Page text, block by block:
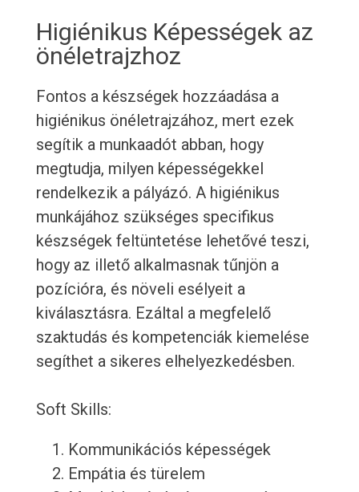
Higiénikus Képességek az
önéletrajzhoz
Fontos a készségek hozzáadása a
higiénikus önéletrajzához, mert ezek
segítik a munkaadót abban, hogy
megtudja, milyen képességekkel
rendelkezik a pályázó. A higiénikus
munkájához szükséges specifikus
készségek feltüntetése lehetővé teszi,
hogy az illető alkalmasnak tűnjön a
pozícióra, és növeli esélyeit a
kiválasztásra. Ezáltal a megfelelő
szaktudás és kompetenciák kiemelése
segíthet a sikeres elhelyezkedésben.
Soft Skills:
Kommunikációs képességek
Empátia és türelem